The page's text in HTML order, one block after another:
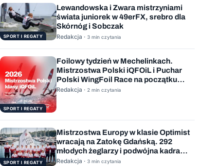
SPORT I REGATY
Lewandowska i Zwara mistrzyniami
świata juniorek w 49erFX, srebro dla
Skórnóg i Sobczak
Redakcja · 3 min czytania
SPORT I REGATY
Foilowy tydzień w Mechelinkach.
Mistrzostwa Polski iQFOiL i Puchar
Polski WingFoil Race na początku
sierpnia
Redakcja · 2 min czytania
SPORT I REGATY
Mistrzostwa Europy w klasie Optimist
wracają na Zatokę Gdańską. 292
młodych żeglarzy i podwójna kadra
Polski
Redakcja · 3 min czytania